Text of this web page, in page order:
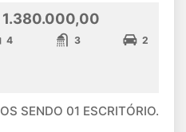
1.380.000,00
4 3 2
SENDO 01 ESCRITÓRIO.